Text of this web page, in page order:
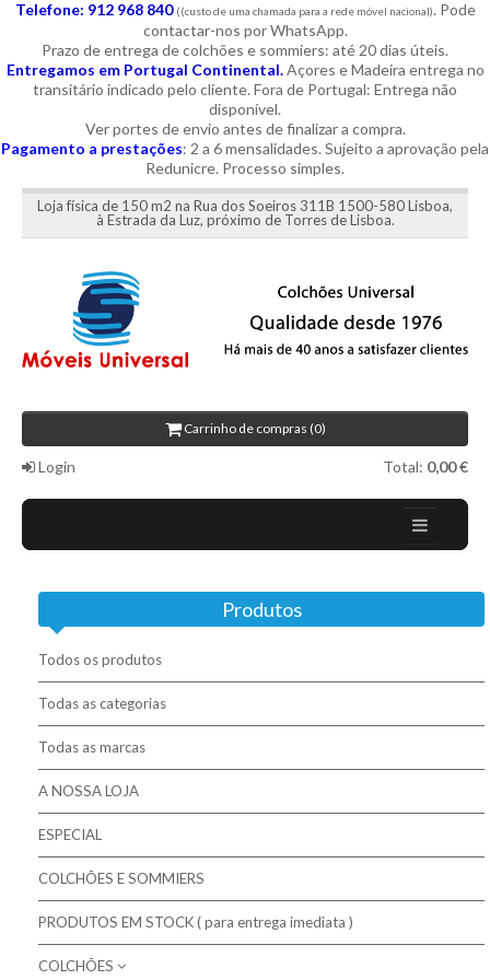
Telefone: 912 968 840 ((custo de uma chamada para a rede móvel nacional). Pode
contactar-nos por WhatsApp.
Prazo de entrega de colchões e sommiers: até 20 dias úteis.
Entregamos em Portugal Continental.Açores e Madeira entrega no
transitário indicado pelo cliente. Fora de Portugal: Entrega não
disponível.
Ver portes de envio antes de finalizar a compra.
Pagamento a prestações: 2 a 6 mensalidades. Sujeito a aprovação pela
Redunicre. Processo simples.
Loja física de 150 m2 na Rua dos Soeiros 311B 1500-580 Lisboa,
à Estrada da Luz, próximo de Torres de Lisboa.
Carrinho de compras (0)
Login Total: 0,00 €
Campanhas
Mobiliário Moderno
Contactos
Colchões / Matelas / Mattesses
Bases / Sommiers
Cabeceiras
Complementos para descanso
Produtos
Todos os produtos
Todas as categorias
Todas as marcas
A NOSSA LOJA
ESPECIAL
COLCHÕES E SOMMIERS
PRODUTOS EM STOCK ( para entrega imediata )
COLCHÕES